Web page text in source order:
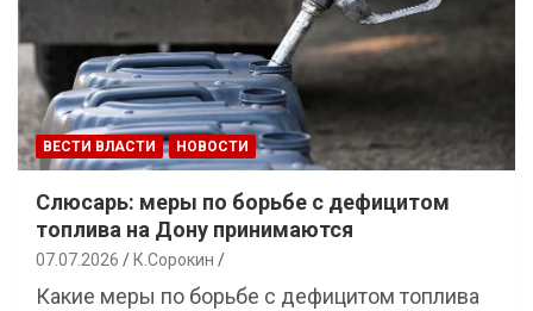
ВЕСТИ ВЛАСТИ НОВОСТИ
Слюсарь: меры по борьбе с дефицитом
топлива на Дону принимаются
07.07.2026 К.Сорокин
Какие меры по борьбе с дефицитом топлива